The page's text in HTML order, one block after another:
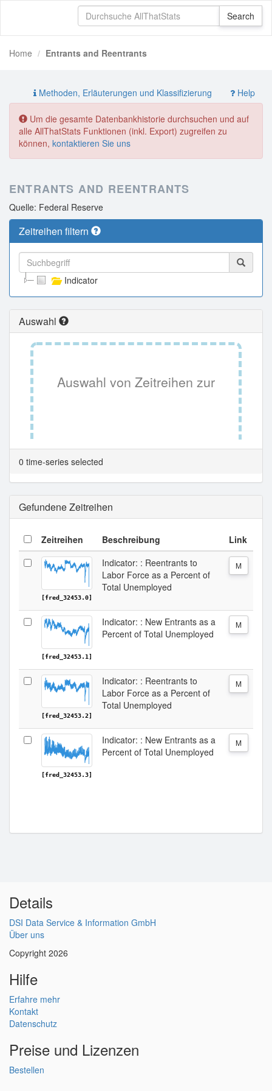
Home Entrants and Reentrants
Methoden, Erläuterungen und Klassifizierung Help
Um die gesamte Datenbankhistorie durchsuchen und auf
alle AllThatStats Funktionen (inkl. Export) zugreifen zu
können, kontaktieren Sie uns
ENTRANTS AND REENTRANTS
Quelle: Federal Reserve
Zeitreihen filtern
Indicator
Auswahl
Auswahl von Zeitreihen zur
Tabellenansicht.
0 time-series selected
Gefundene Zeitreihen
Zeitreihen Beschreibung Link
[fred_32453.0]
Indicator: : Reentrants to
Labor Force as a Percent of
Total Unemployed
M
[fred_32453.1]
Indicator: : New Entrants as a
Percent of Total Unemployed
M
[fred_32453.2]
Indicator: : Reentrants to
Labor Force as a Percent of
Total Unemployed
M
[fred_32453.3]
Indicator: : New Entrants as a
Percent of Total Unemployed
M
Details
DSI Data Service & Information GmbH
Über uns
Copyright 2026
Hilfe
Erfahre mehr
Kontakt
Datenschutz
Preise und Lizenzen
Bestellen